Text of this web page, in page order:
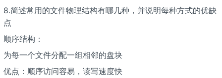
8.简述常用的文件物理结构有哪几种，并说明每种方式的优缺
点
顺序结构：
为每一个文件分配一组相邻的盘块
优点：顺序访问容易，读写速度快